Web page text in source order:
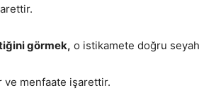
görmek, o istikamete doğru
ve menfaate işarettir.